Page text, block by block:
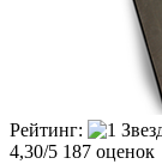
Рейтинг:
4,30/5 187 оценок